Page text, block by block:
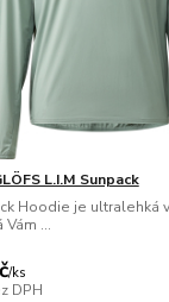
L.I.M Sunpack
Hoodie je ultralehká
Vám ...
/ks
DPH